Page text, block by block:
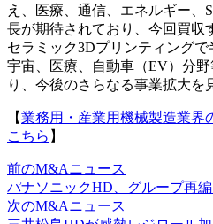
え、医療、通信、エネルギー、
長が期待されており、今回買収
セラミック3Dプリンティングで
宇宙、医療、自動車（EV）分
り、今後のさらなる事業拡大を
【業務用・産業用機械製造業界
こちら 】
前のM&Aニュース
パナソニックHD、グループ再
次のM&Aニュース